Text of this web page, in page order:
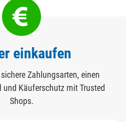
einkaufen
Zahlungsarten, einen
und Käuferschutz mit Trusted
Shops.